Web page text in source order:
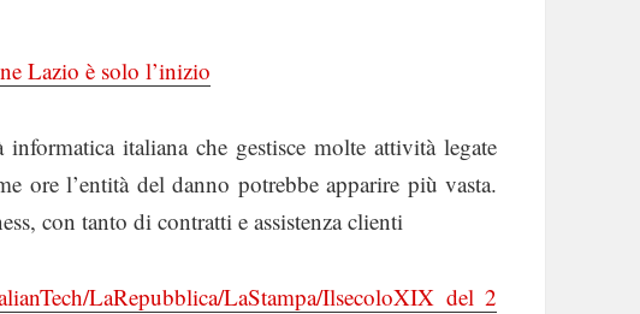
Lazio è solo l’inizio
italiana che gestisce molte attività legate
ore l’entità del danno potrebbe apparire più vasta.
con tanto di contratti e assistenza clienti
LaRepubblica/LaStampa/IlsecoloXIX del 2